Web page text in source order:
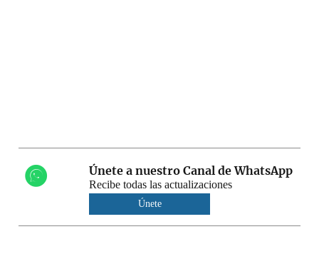
Únete a nuestro Canal de WhatsApp
Recibe todas las actualizaciones
Únete